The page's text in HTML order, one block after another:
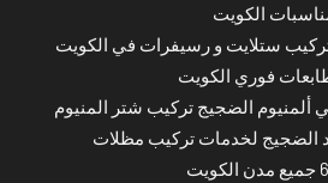
الكويت
فوري الكويت
ألمنيوم الضجيج تركيب شتر المنيوم
الضجيج لخدمات تركيب مظلات